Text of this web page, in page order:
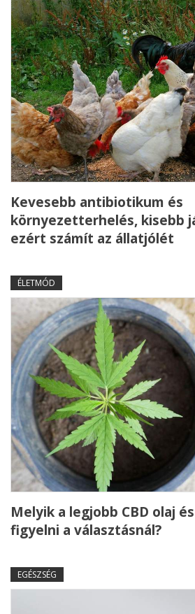
Kevesebb antibiotikum és
környezetterhelés, kisebb
ezért számít az állatjólét
ÉLETMÓD
Melyik a legjobb CBD olaj
figyelni a választásnál?
EGÉSZSÉG